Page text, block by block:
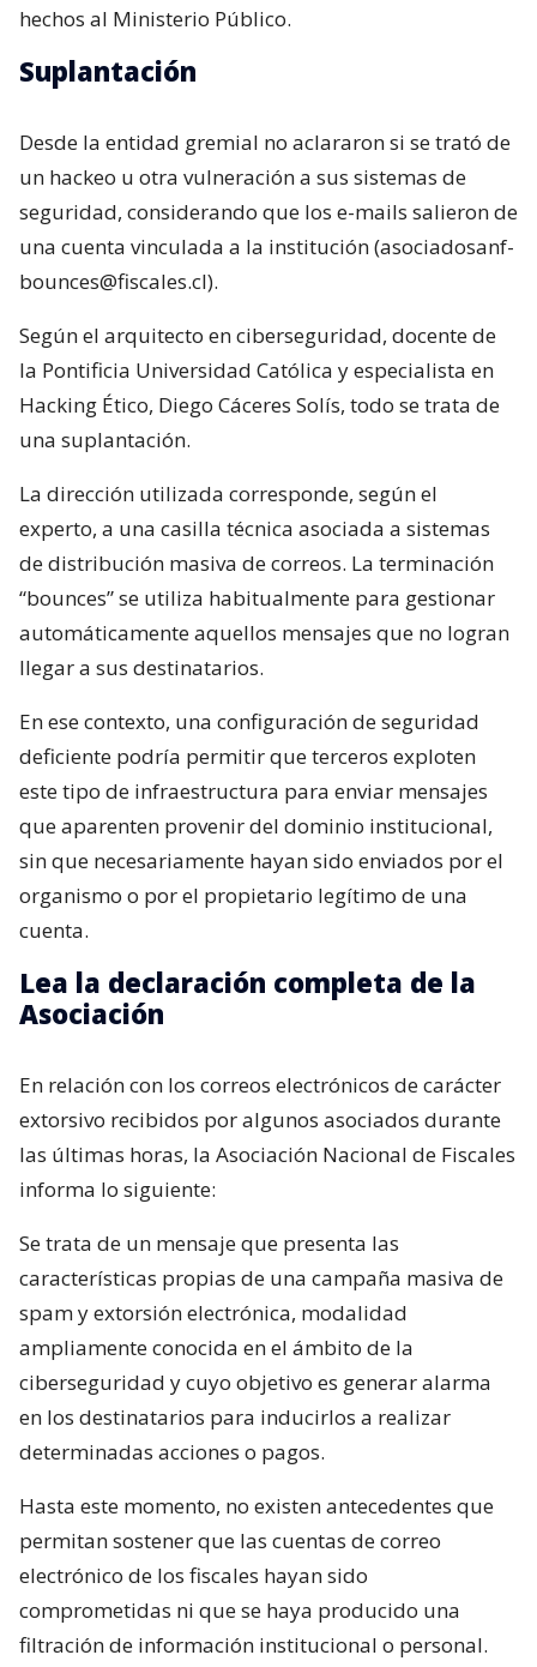
hechos al Ministerio Público.
Suplantación
Desde la entidad gremial no aclararon si se trató de
un hackeo u otra vulneración a sus sistemas de
seguridad, considerando que los e-mails salieron de
una cuenta vinculada a la institución (asociadosanf-
bounces@fiscales.cl).
Según el arquitecto en ciberseguridad, docente de
la Pontificia Universidad Católica y especialista en
Hacking Ético, Diego Cáceres Solís, todo se trata de
una suplantación.
La dirección utilizada corresponde, según el
experto, a una casilla técnica asociada a sistemas
de distribución masiva de correos. La terminación
“bounces” se utiliza habitualmente para gestionar
automáticamente aquellos mensajes que no logran
llegar a sus destinatarios.
En ese contexto, una configuración de seguridad
deficiente podría permitir que terceros exploten
este tipo de infraestructura para enviar mensajes
que aparenten provenir del dominio institucional,
sin que necesariamente hayan sido enviados por el
organismo o por el propietario legítimo de una
cuenta.
Lea la declaración completa de la
Asociación
En relación con los correos electrónicos de carácter
extorsivo recibidos por algunos asociados durante
las últimas horas, la Asociación Nacional de Fiscales
informa lo siguiente:
Se trata de un mensaje que presenta las
características propias de una campaña masiva de
spam y extorsión electrónica, modalidad
ampliamente conocida en el ámbito de la
ciberseguridad y cuyo objetivo es generar alarma
en los destinatarios para inducirlos a realizar
determinadas acciones o pagos.
Hasta este momento, no existen antecedentes que
permitan sostener que las cuentas de correo
electrónico de los fiscales hayan sido
comprometidas ni que se haya producido una
filtración de información institucional o personal.